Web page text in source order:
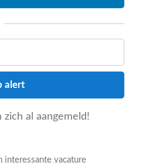
Bekijk nu
al aangemeld!